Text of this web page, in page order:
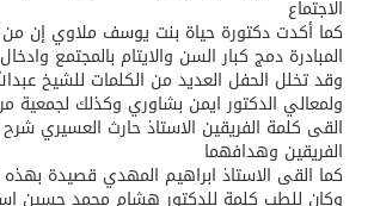
الاجتماع
كما أكدت دكتورة حياة بنت يوسف ملاوي إن
المبادرة دمج كبار السن والايتام بالمجتمع
وقد تخلل الحفل العديد من الكلمات للشيخ
ولمعالي الدكتور ايمن بشاوري وكذلك لجمعية
القى كلمة الفريقين الاستاذ حارث العسيري
الفريقين وهدافهما
كما القى الاستاذ ابراهيم المهدي قصيدة بهذه
وكان للطب كلمة للدكتور هشام محمد حسين